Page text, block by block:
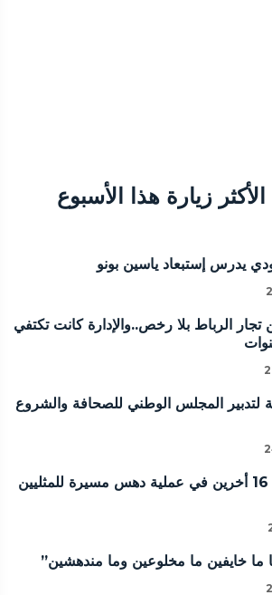
الأكثر زيارة هذا الأسبوع
يدرس إستبعاد ياسين بونو
من تجار الرباط بلا رخص..والإدارة كانت تكتفي
لتدبير المجلس الوطني للصحافة والشروع
مقتل شخص وإصابة 16 أخرين في عملية دهس مسيرة للمثليين
ما خايفين ما مخلوعين وما مندهشين”